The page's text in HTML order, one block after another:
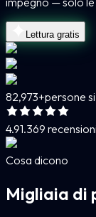
Lettura gratis
82,973+persone
4.91.369 recensioni
Cosa dicono
Migliaia di